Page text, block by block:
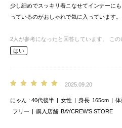
少し細めでスッキリ着こなせてインナーに
っているのがおしゃれで気に入っています。
2 人が参考になったと回答しています。
こ
はい
2025.09.20
にゃん 40代後半 女性 身長 165cm 体
フリー
購入店舗 BAYCREW’S STORE